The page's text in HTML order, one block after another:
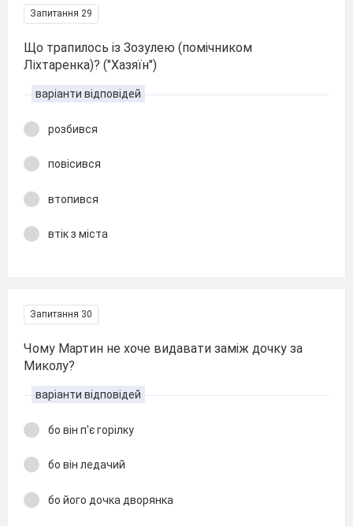
Запитання 29
Що трапилось із Зозулею (помічником
Ліхтаренка)? ("Хазяїн")
варіанти відповідей
розбився
повісився
втопився
втік з міста
Запитання 30
Чому Мартин не хоче видавати заміж дочку за
Миколу?
варіанти відповідей
бо він п'є горілку
бо він ледачий
бо його дочка дворянка